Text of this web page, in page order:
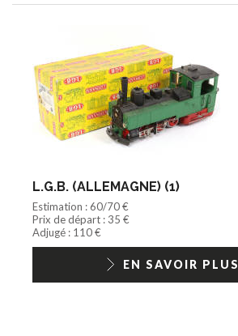
L.G.B. (ALLEMAGNE) (1)
Estimation : 60/70 €
Prix de départ : 35 €
Adjugé : 110 €
EN SAVOIR PLUS